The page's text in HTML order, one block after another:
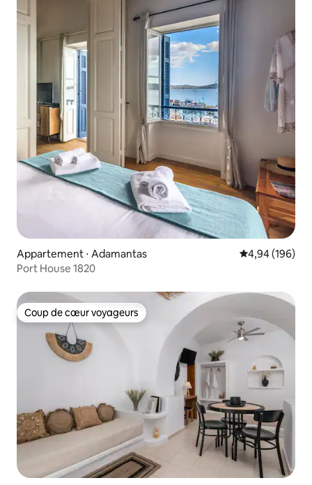
Appartement ⋅ Adamantas Évaluation
4,94 (196)
Port House 1820
Coup de cœur voyageurs
Coup de cœur voyageurs